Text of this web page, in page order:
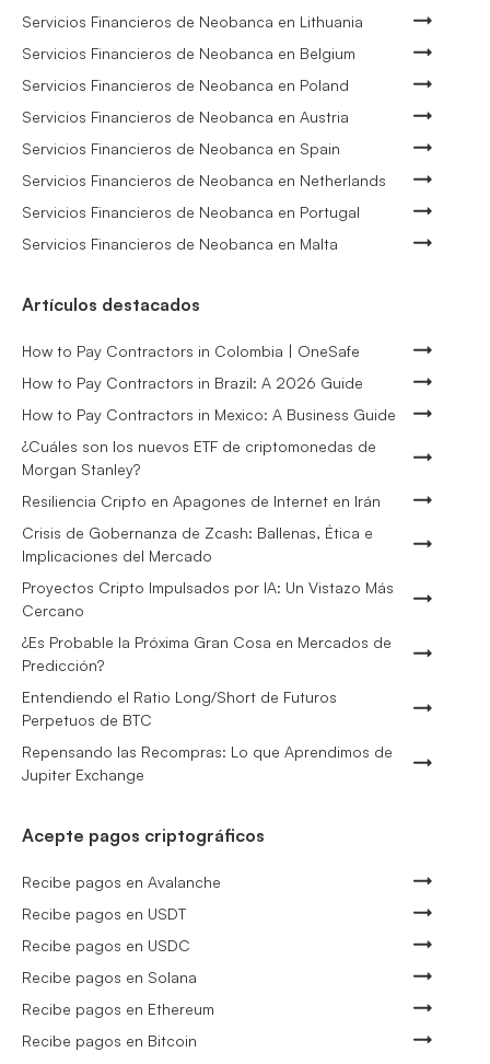
Servicios Financieros de Neobanca en Lithuania
Servicios Financieros de Neobanca en Belgium
Servicios Financieros de Neobanca en Poland
Servicios Financieros de Neobanca en Austria
Servicios Financieros de Neobanca en Spain
Servicios Financieros de Neobanca en Netherlands
Servicios Financieros de Neobanca en Portugal
Servicios Financieros de Neobanca en Malta
Artículos destacados
How to Pay Contractors in Colombia | OneSafe
How to Pay Contractors in Brazil: A 2026 Guide
How to Pay Contractors in Mexico: A Business Guide
¿Cuáles son los nuevos ETF de criptomonedas de
Morgan Stanley?
Resiliencia Cripto en Apagones de Internet en Irán
Crisis de Gobernanza de Zcash: Ballenas, Ética e
Implicaciones del Mercado
Proyectos Cripto Impulsados por IA: Un Vistazo Más
Cercano
¿Es Probable la Próxima Gran Cosa en Mercados de
Predicción?
Entendiendo el Ratio Long/Short de Futuros
Perpetuos de BTC
Repensando las Recompras: Lo que Aprendimos de
Jupiter Exchange
Acepte pagos criptográficos
Recibe pagos en Avalanche
Recibe pagos en USDT
Recibe pagos en USDC
Recibe pagos en Solana
Recibe pagos en Ethereum
Recibe pagos en Bitcoin